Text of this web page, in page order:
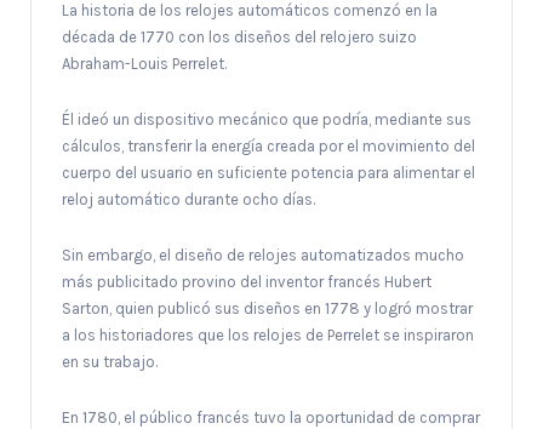
La historia de los relojes automáticos comenzó en la
década de 1770 con los diseños del relojero suizo
Abraham-Louis Perrelet.
Él ideó un dispositivo mecánico que podría, mediante sus
cálculos, transferir la energía creada por el movimiento del
cuerpo del usuario en suficiente potencia para alimentar el
reloj automático durante ocho días.
Sin embargo, el diseño de relojes automatizados mucho
más publicitado provino del inventor francés Hubert
Sarton, quien publicó sus diseños en 1778 y logró mostrar
a los historiadores que los relojes de Perrelet se inspiraron
en su trabajo.
En 1780, el público francés tuvo la oportunidad de comprar